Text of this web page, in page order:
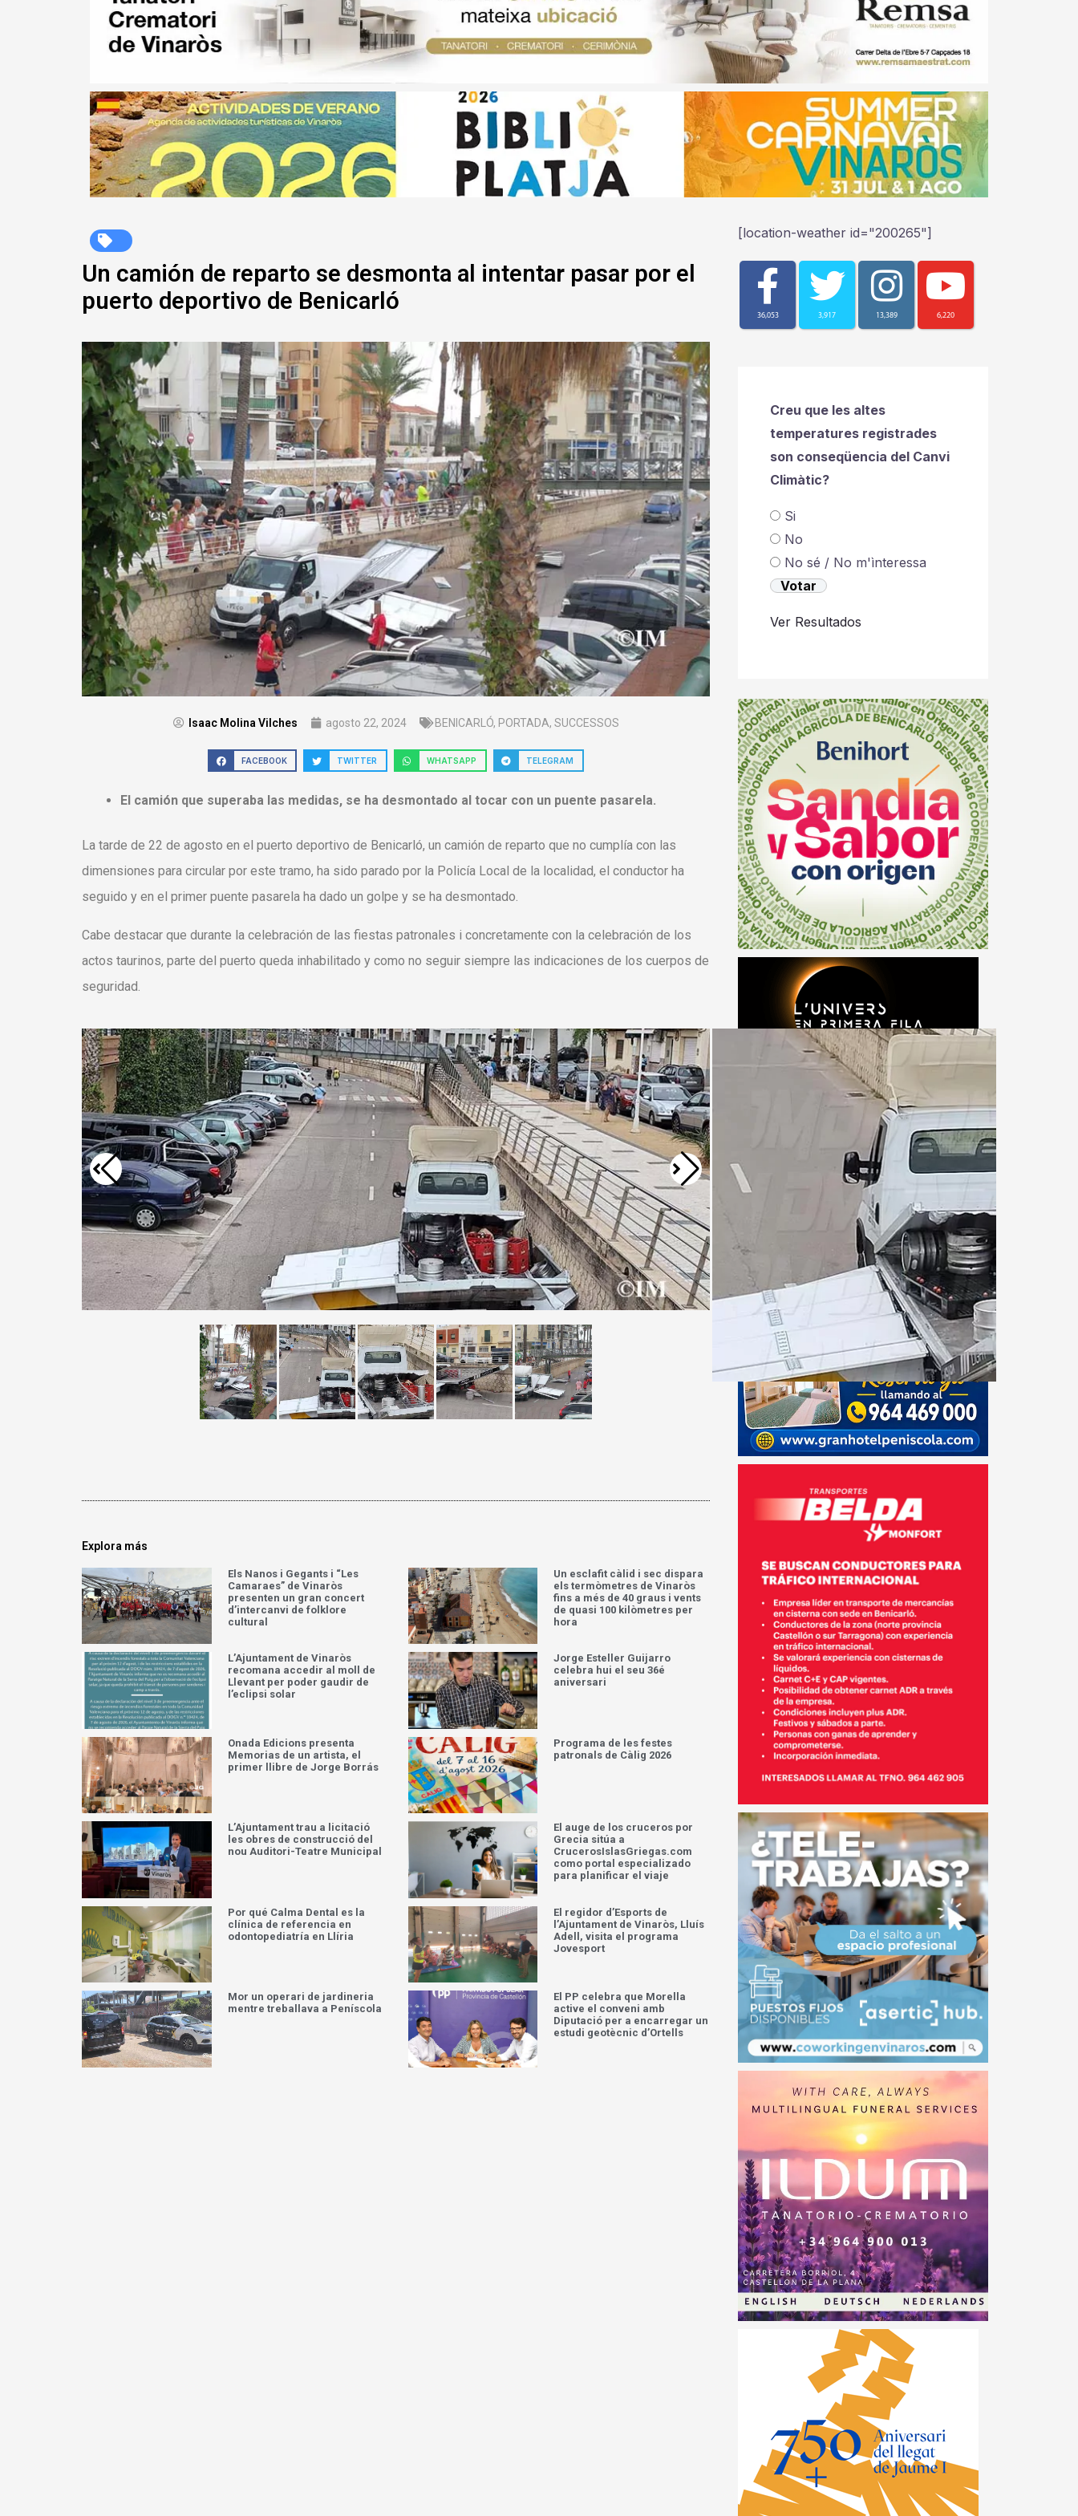
Un camión de reparto se desmonta al intentar pasar por el
puerto deportivo de Benicarló
Isaac Molina Vilches agosto 22, 2024 BENICARLÓ, PORTADA, SUCCESSOS
FACEBOOK TWITTER WHATSAPP TELEGRAM
El camión que superaba las medidas, se ha desmontado al tocar con un puente pasarela.
La tarde de 22 de agosto en el puerto deportivo de Benicarló, un camión de reparto que no cumplía con las
dimensiones para circular por este tramo, ha sido parado por la Policía Local de la localidad, el conductor ha
seguido y en el primer puente pasarela ha dado un golpe y se ha desmontado.
Cabe destacar que durante la celebración de las fiestas patronales i concretamente con la celebración de los
actos taurinos, parte del puerto queda inhabilitado y como no seguir siempre las indicaciones de los cuerpos de
seguridad.
Explora más
Camaraes” de Vinaròs
presenten un gran concert
d’intercanvi de folklore
cultural
els termòmetres de Vinaròs
fins a més de 40 graus i vents
de quasi 100 kilòmetres per
recomana accedir al moll de
Llevant per poder gaudir de
l’eclipsi solar
celebra hui el seu 36é
aniversari
Memorias de un artista, el
primer llibre de Jorge Borrás
patronals de Càlig 2026
les obres de construcció del
nou Auditori-Teatre Municipal
Grecia sitúa a
CrucerosIslasGriegas.com
como portal especializado
para planificar el viaje
clínica de referencia en
odontopediatría en Llíria
l’Ajuntament de Vinaròs, Lluís
Adell, visita el programa
Jovesport
[location-weather id="200265"]
36,053 3,917 13,389 6,220
Creu que les altes
temperatures registrades
son conseqüencia del Canvi
Climàtic?
Si
No
No sé / No m'ìnteressa
Ver Resultados